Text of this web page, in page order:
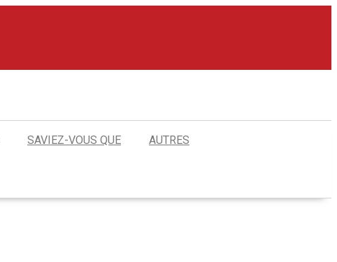
SAVIEZ-VOUS QUE AUTRES